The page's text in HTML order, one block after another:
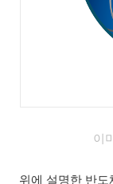
이
위에 설명한 반도